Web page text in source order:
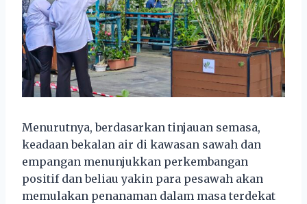
Menurutnya, berdasarkan tinjauan semasa,
keadaan bekalan air di kawasan sawah dan
empangan menunjukkan perkembangan
positif dan beliau yakin para pesawah akan
memulakan penanaman dalam masa terdekat